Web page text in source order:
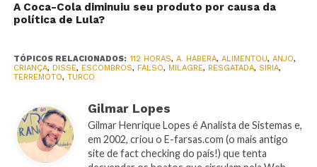
A Coca-Cola diminuiu seu produto por causa da
política de Lula?
TÓPICOS RELACIONADOS: 112 HORAS, A. HABERA, ALIMENTOU, ANJO,
CRIANÇA, DISSE, ESCOMBROS, FALSO, MILAGRE, RESGATADA, SIRIA,
TERREMOTO, TURCO
Gilmar Lopes
Gilmar Henrique Lopes é Analista de Sistemas e,
em 2002, criou o E-farsas.com (o mais antigo
site de fact checking do país!) que tenta